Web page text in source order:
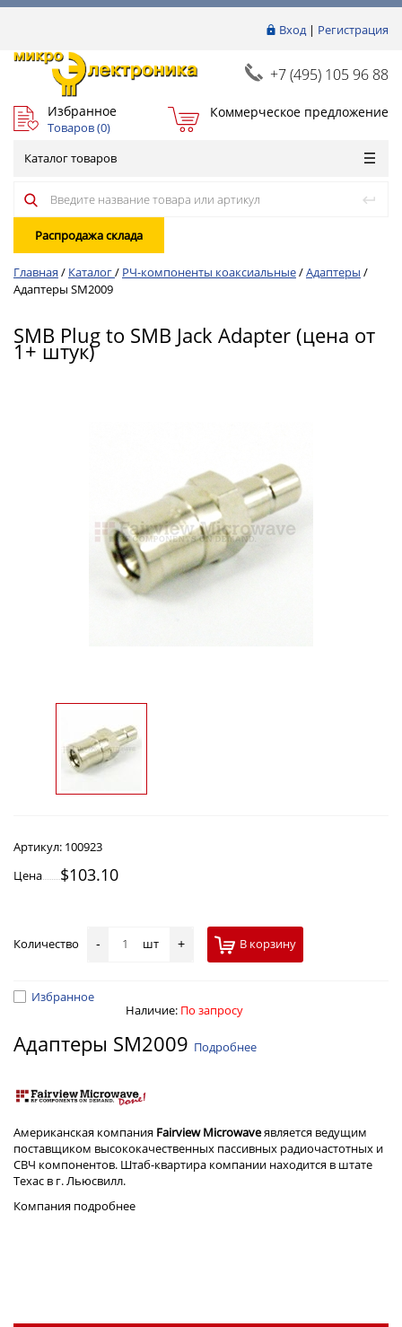
Вход| Регистрация
+7 (495) 105 96 88
Избранное
Товаров (0)
Коммерческое предложение
Каталог товаров
Распродажа склада
Главная / Каталог/ РЧ-компоненты коаксиальные/Адаптеры /
Адаптеры SM2009
SMB Plug to SMB Jack Adapter (цена от
1+ штук)
Артикул: 100923
Цена
$103.10
Количество - шт + В корзину
Избранное
Наличие: По запросу
Адаптеры SM2009 Подробнее
Американская компания Fairview Microwaveявляется ведущим
поставщиком высококачественных пассивных радиочастотных и
СВЧ компонентов. Штаб-квартира компании находится в штате
Техас в г. Льюсвилл.
Компания подробнее